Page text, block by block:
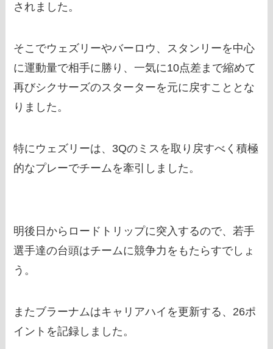
されました。
そこでウェズリーやバーロウ、スタンリーを中心
に運動量で相手に勝り、一気に10点差まで縮めて
再びシクサーズのスターターを元に戻すこととな
りました。
特にウェズリーは、3Qのミスを取り戻すべく積極
的なプレーでチームを牽引しました。
明後日からロードトリップに突入するので、若手
選手達の台頭はチームに競争力をもたらすでしょ
う。
またブラーナムはキャリアハイを更新する、26ポ
イントを記録しました。